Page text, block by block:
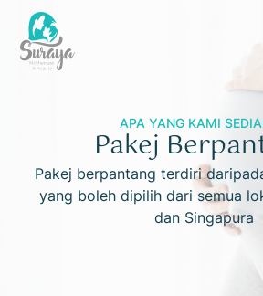
APA YANG KAMI
Pakej
Pakej berpantang terdiri
yang boleh dipilihdari semua
dan Singapura